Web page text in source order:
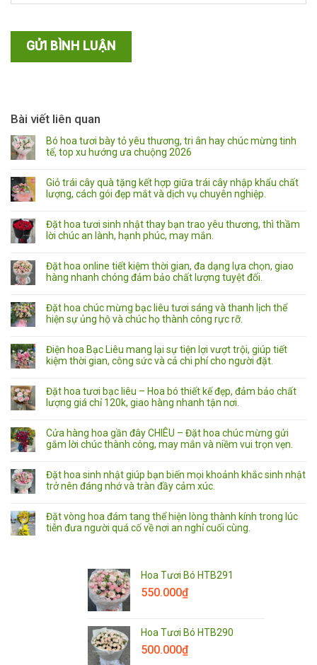
Bài viết liên quan
Bó hoa tươi bày tỏ yêu thương, tri ân hay chúc mừng tinh
tế, top xu hướng ưa chuộng 2026
Giỏ trái cây quà tặng kết hợp giữa trái cây nhập khẩu chất
lượng, cách gói đẹp mắt và dịch vụ chuyên nghiệp.
Đặt hoa tươi sinh nhật thay bạn trao yêu thương, thì thầm
lời chúc an lành, hạnh phúc, may mắn.
Đặt hoa online tiết kiệm thời gian, đa dạng lựa chọn, giao
hàng nhanh chóng đảm bảo chất lượng tuyệt đối.
Đặt hoa chúc mừng bạc liêu tươi sáng và thanh lịch thể
hiện sự ủng hộ và chúc họ thành công rực rỡ.
Điện hoa Bạc Liêu mang lại sự tiện lợi vượt trội, giúp tiết
kiệm thời gian, công sức và cả chi phí cho người đặt.
Đặt hoa tươi bạc liêu – Hoa bó thiết kế đẹp, đảm bảo chất
lượng giá chỉ 120k, giao hàng nhanh tận nơi.
Cửa hàng hoa gần đây CHIÊU – Đặt hoa chúc mừng gửi
gắm lời chúc thành công, may mắn và niềm vui trọn vẹn.
Đặt hoa sinh nhật giúp bạn biến mọi khoảnh khắc sinh nhật
trở nên đáng nhớ và tràn đầy cảm xúc.
Đặt vòng hoa đám tang thể hiện lòng thành kính trong lúc
tiễn đưa người quá cố về nơi an nghỉ cuối cùng.
Hoa Tươi Bó HTB291
550.000₫
Hoa Tươi Bó HTB290
500.000₫